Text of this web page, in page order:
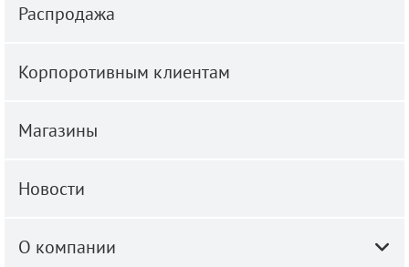
Распродажа
Корпоротивным клиентам
Магазины
Новости
О компании